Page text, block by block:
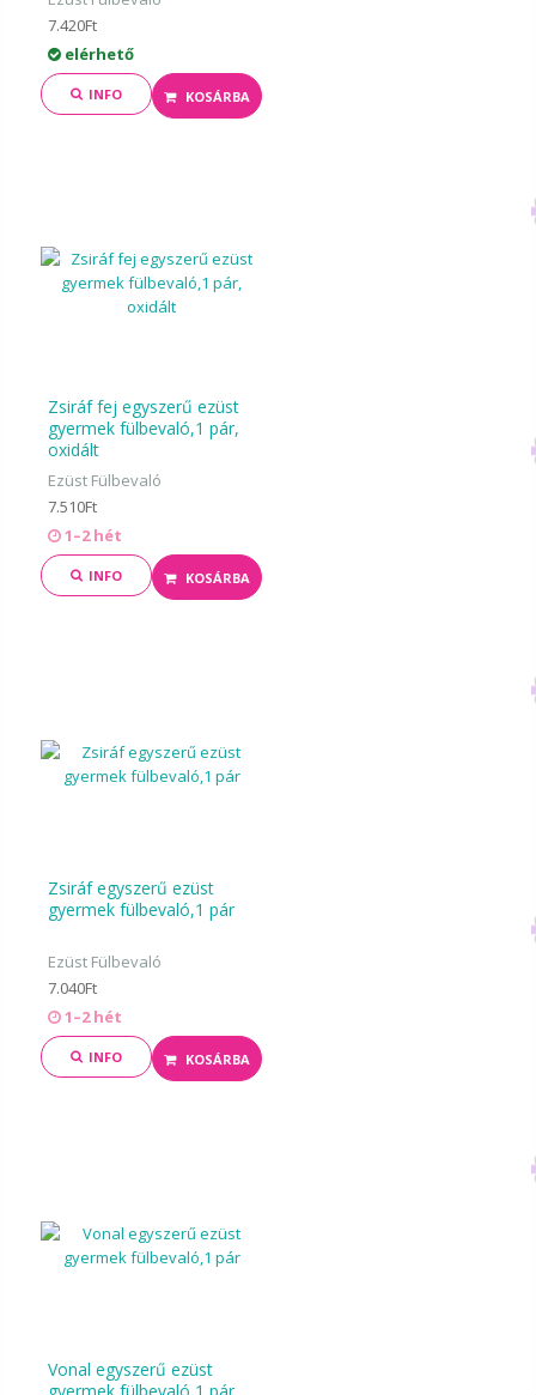
7.420Ft
elérhető
INFO KOSÁRBA
Zsiráf fej egyszerű ezüst
gyermek fülbevaló,1 pár,
oxidált
Ezüst Fülbevaló
7.510Ft
1–2 hét
INFO KOSÁRBA
Zsiráf egyszerű ezüst
gyermek fülbevaló,1 pár
Ezüst Fülbevaló
7.040Ft
1–2 hét
INFO KOSÁRBA
Vonal egyszerű ezüst